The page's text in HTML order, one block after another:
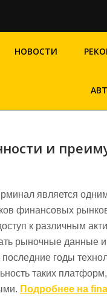
НОВОСТИ
и
является
финансовых
к различным
рыночные данные
годы
таких
Подробнее на